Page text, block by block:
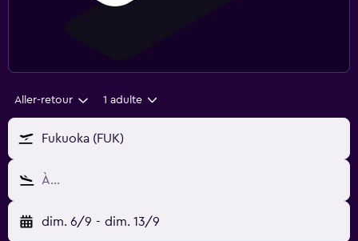
Aller-retour 1 adulte
Fukuoka (FUK)
À…
dim. 6/9 - dim. 13/9